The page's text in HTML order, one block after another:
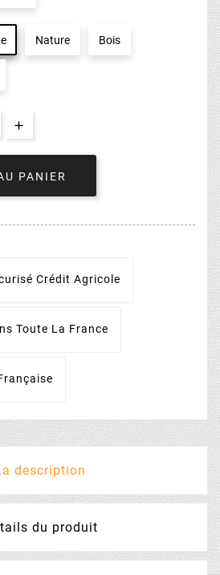
Nature Bois
PANIER
Crédit Agricole
Toute La France
description
du produit